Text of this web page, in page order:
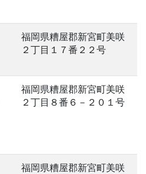
福岡県糟屋郡新宮町美咲
２丁目１７番２２号
福岡県糟屋郡新宮町美咲
２丁目８番６－２０１号
福岡県糟屋郡新宮町美咲